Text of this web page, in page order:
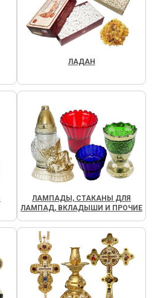
ЛАДАН
ЛАМПАДЫ, СТАКАНЫ ДЛЯ
ЛАМПАД, ВКЛАДЫШИ И ПРОЧИЕ